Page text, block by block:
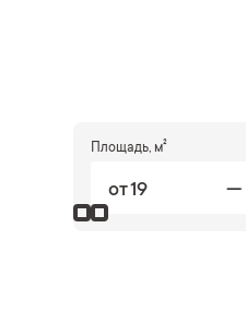
Площадь, м²
от —